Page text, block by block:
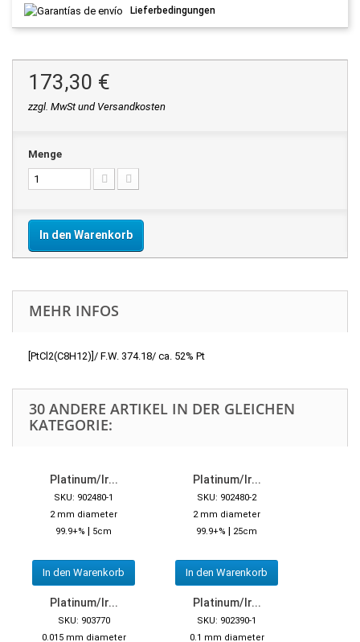
Lieferbedingungen
173,30 €
zzgl. MwSt und Versandkosten
Menge
In den Warenkorb
MEHR INFOS
[PtCl2(C8H12)]/ F.W. 374.18/ ca. 52% Pt
30 ANDERE ARTIKEL IN DER GLEICHEN
KATEGORIE:
Platinum/Ir...
SKU: 902480-1
2 mm diameter
99.9+% | 5cm
In den Warenkorb
Platinum/Ir...
SKU: 902480-2
2 mm diameter
99.9+% | 25cm
In den Warenkorb
Platinum/Ir...
SKU: 903770
0.015 mm diameter
Platinum/Ir...
SKU: 902390-1
0.1 mm diameter